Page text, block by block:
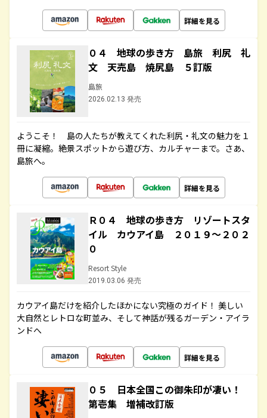
詳細を見る
０４ 地球の歩き方 島旅 利尻 礼
文 天売島 焼尻島 ５訂版
島旅
2026.02.13 発売
ようこそ！ 島の人たちが教えてくれた利尻・礼文の魅力を１
冊に凝縮。絶景スポットから遊び方、カルチャーまで。さあ、
島旅へ。
詳細を見る
Ｒ０４ 地球の歩き方 リゾートスタ
イル カウアイ島 ２０１９～２０２
０
Resort Style
2019.03.06 発売
カウアイ島だけを紹介したほかにない究極のガイド！ 美しい
大自然とレトロな町並み、そして神話が残るガーデン・アイラ
ンドへ
詳細を見る
０５ 日本全国この御朱印が凄い！
第壱集 増補改訂版